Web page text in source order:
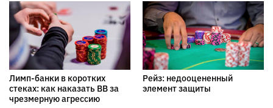
Лимп-банки в коротких
стеках: как наказать BB за
чрезмерную агрессию
Рейз: недооцененный
элемент защиты